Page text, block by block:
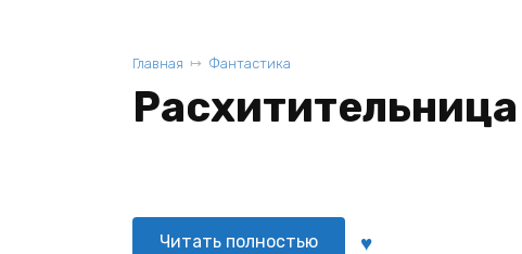
Главная Фантастика
Читать полностью